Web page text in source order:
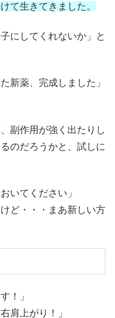
て生きてきました。
にしてくれないか」と
新薬、完成しました」
副作用が強く出たりし
のだろうかと、試しに
いてください」
ど・・・まあ新しい方
！」
肩上がり！」